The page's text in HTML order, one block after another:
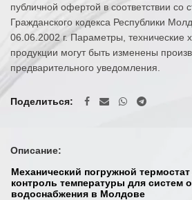
публичной офертой в соответствии со
Гражданского кодекса Республики
06.06.2002 г. Параметры, технические
продукции могут быть изменены
предварительного уведомления.
Поделиться
Описание:
Механический погружной
контроль температуры для систем
водоснабжения в Молдове